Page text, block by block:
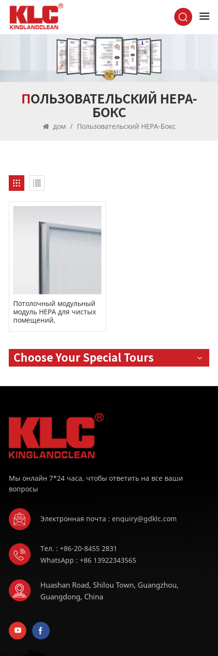
ПОЛЬЗОВАТЕЛЬСКИЙ HEPA-
БОКС
дом / Пользовательский HEPA-Бокс
Потолочный модульный
модуль HEPA для чистых
помещений,
Choose Your Special Tours
Мы онлайн 7*24 часа, чтобы ответить на все ваши
вопросы
Электронная почта : enquiry@gdklc.com
Тел. : +86-20-8455 2831
WhatsApp : +86 13922343565
Huashan Road, Shilou Town, Guangzhou,
Guangdong, China